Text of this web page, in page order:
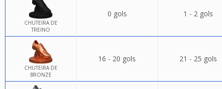
CHUTEIRA DE
TREINO
0 gols 1 - 2 gols
CHUTEIRA DE
BRONZE
16 - 20 gols 21 - 25 gols